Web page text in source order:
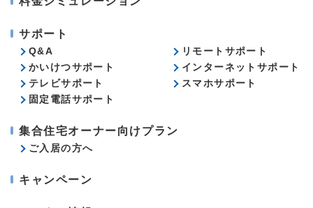
サポート
Q&A
リモートサポート
かいけつサポート
インターネットサポート
テレビサポート
スマホサポート
固定電話サポート
集合住宅オーナー向けプラン
ご入居の方へ
キャンペーン